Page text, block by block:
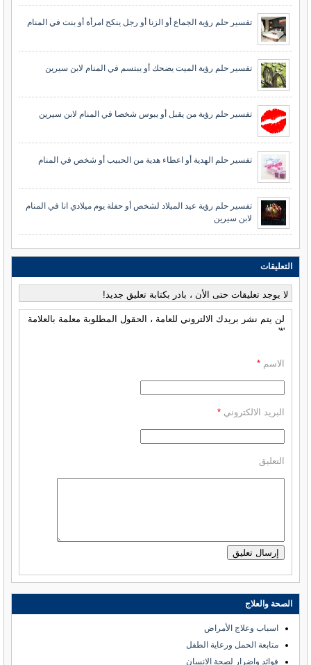
تفسير حلم رؤية الجماع أو الزنا أو رجل ينكح امرأة أو بنت في المنام
تفسير حلم رؤية الميت يضحك أو يبتسم في المنام لابن سيرين
تفسير حلم رؤية من يقبل أو يبوس شخصا في المنام لابن سيرين
تفسير حلم الهدية أو اعطاء هدية من الحبيب أو شخص في المنام
تفسير حلم رؤية عيد الميلاد لشخص أو حفلة يوم ميلادي انا في المنام
لابن سيرين
التعليقات
لا يوجد تعليقات حتى الأن ، بادر بكتابة تعليق جديد!
لن يتم نشر بريدك الالتروني للعامة ، الحقول المطلوبة معلمة بالعلامة
'*'
الاسم *
البريد الالكتروني *
التعليق
الصحة والعلاج
اسباب وعلاج الأمراض
متابعة الحمل ورعاية الطفل
فوائد واضرار لصحة الانسان